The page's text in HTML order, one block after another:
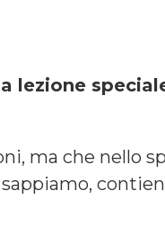
lezione
ma che nello